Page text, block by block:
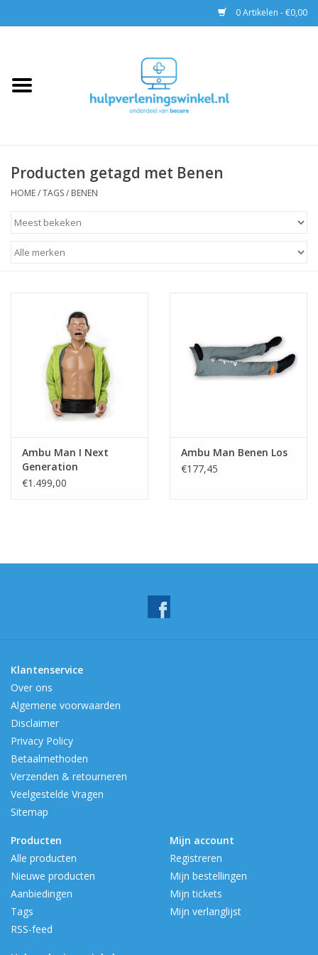
0 Artikelen - €0,00
EHBO
Pax tassen
Producten getagd met Benen
HOME/TAGS/ BENEN
Ambu Man I Next
Generation
€1.499,00
Ambu Man Benen Los
€177,45
Klantenservice
Over ons
Algemene voorwaarden
Disclaimer
Privacy Policy
Betaalmethoden
Verzenden & retourneren
Veelgestelde Vragen
Sitemap
Producten
Alle producten
Nieuwe producten
Aanbiedingen
Tags
RSS-feed
Mijn account
Registreren
Mijn bestellingen
Mijn tickets
Mijn verlanglijst